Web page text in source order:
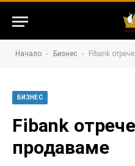
Начало - Бизнес - Fibank
БИЗНЕС
Fibank
продаваме